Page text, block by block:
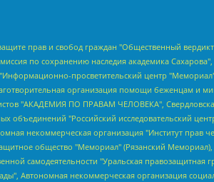
с ограниченной ответственностью "Альтаир 2021", Общество с ограниченной ответственностью "Вега 2021", Общество с ограниченной ответственностью "Главный редактор 2021", Общество с ограниченной ответственностью "Ромашки монолит", Важенков Артем Валерьевич, Ивановская областная общественная организация "Центр гендерных исследований", Гурман Юрий Альбертович, Медиапроект "ОВД-Инфо", Егоров Владимир Владимирович, Жилинский Владимир Александрович, Общество с ограниченной ответственностью "ЗП", Иванова София Юрьевна, Карезина Инна Павловна, Кильтау Екатерина Викторовна, Петров Алексей Викторович, Пискунов Сергей Евгеньевич, Смирнов Сергей Сергеевич, Тихонов Михаил Сергеевич, Общество с ограниченной ответственностью "ЖУРНАЛИСТ-ИНОСТРАННЫЙ АГЕНТ", Арапова Галина Юрьевна, Вольтская Татьяна Анатольевна, Американская компания "Mason G.E.S. Anonymous Foundation" (США), являющаяся владельцем интернет-издания https://mnews.world/, Компания "Stichting Bellingcat", зарегистрированная в Нидерландах (дата регистрации 11.07.2018), Захаров Андрей Вячеславович, Клепиковская Екатерина Дмитриевна, Общество с ограниченной ответственностью "МЕМО", Перл Роман Александрович, Симонов Евгений Алексеевич, Соловьева Елена Анатольевна, Сотников Даниил Владимирович, Сурначева Елизавета Дмитриевна, Автономная некоммерческая организация по защите прав человека и информированию населения "Якутия – Наше Мнение", Общество с ограниченной ответственностью "Москоу диджитал медиа", с 26.01.2023 Общество с ограниченной ответственностью "Чайка Белые сады", Ветошкина Валерия Валерьевна, Заговора Максим Александрович, Межрегиональное общественное движение "Российская ЛГБТ - сеть", Оленичев Максим Владимирович, Павлов Иван Юрьевич, Скворцова Елена Сергеевна, Общество с ограниченной ответственностью "Как бы инагент", Кочетков Игорь Викторович, Общество с ограниченной ответственностью "Честные выборы", Еланчик Олег Александрович, Общество с ограниченной ответственностью "Нобелевский призыв", Гималова Регина Эмилевна, Григорьев Андрей Валерьевич, Григорьева Алина Александровна, Ассоциация по содействию защите прав призывников, альтернативнослужащих и военнослужащих